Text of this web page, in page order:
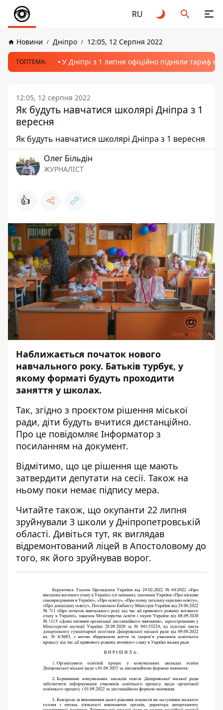
RU
Новини Дніпро 12:05, 12 Серпня 2022
ТОПТЕМА: У Дніпрі з 1 липня офіційно підняли тариф
12:05, 12 серпня 2022
Як будуть навчатися школярі Дніпра з 1
вересня
Як будуть навчатися школярі Дніпра з 1 вересня
Олег Більдін
ЖУРНАЛІСТ
👍
Наближається початок нового
навчального року. Батьків турбує, у
якому форматі будуть проходити
заняття у школах.
Так, згідно з проєктом рішення міської
ради, діти будуть вчитися дистанційно.
Про це повідомляє Інформатор з
посиланням на документ.
Відмітимо, що це рішення ще мають
затвердити депутати на сесії. Також на
ньому поки немає підпису мера.
Читайте також, що окупанти 22 липня
зруйнували 3 школи у Дніпропетровській
області. Дивіться тут, як виглядав
відремонтований ліцей в Апостоловому до
того, як його зруйнував ворог.